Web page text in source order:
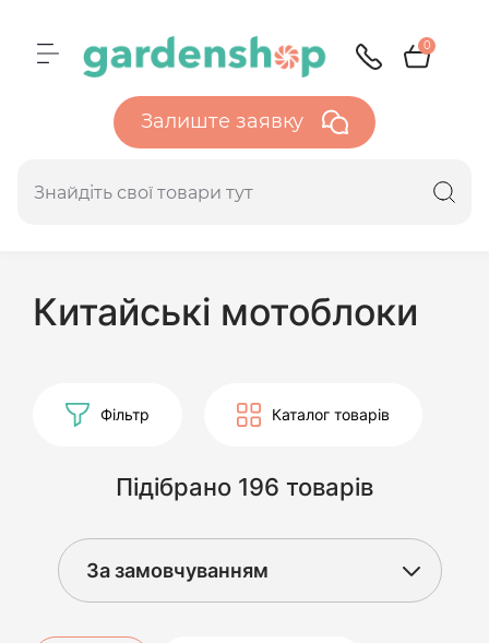
0
Залиште заявку
Китайські мотоблоки
Фільтр Каталог товарів
Підібрано 196 товарів